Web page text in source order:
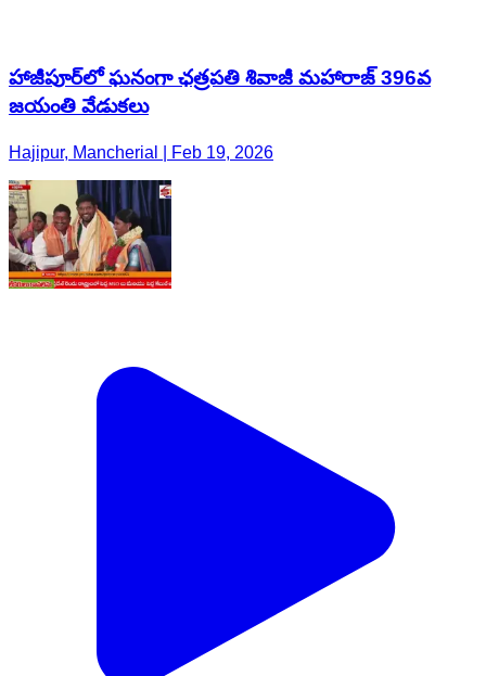
హాజీపూర్‌లో ఘనంగా ఛత్రపతి శివాజీ మహారాజ్ 396వ
జయంతి వేడుకలు
Hajipur, Mancherial | Feb 19, 2026